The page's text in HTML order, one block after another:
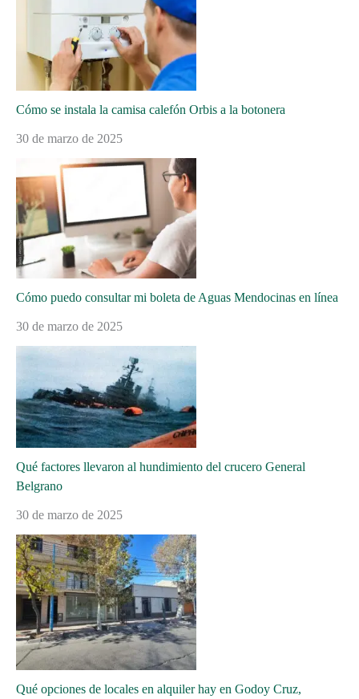
Cómo se instala la camisa calefón Orbis a la botonera
30 de marzo de 2025
Cómo puedo consultar mi boleta de Aguas Mendocinas en línea
30 de marzo de 2025
Qué factores llevaron al hundimiento del crucero General
Belgrano
30 de marzo de 2025
Qué opciones de locales en alquiler hay en Godoy Cruz,